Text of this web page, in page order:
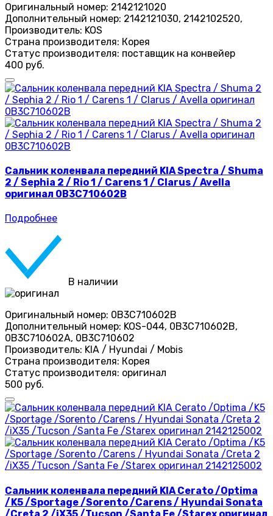
Оригинальный номер: 2142121020
Дополнительный номер: 2142121030, 2142102520,
Производитель: KOS
Страна производителя: Корея
Статус производителя: поставщик на конвейер
400 руб.
Сальник коленвала передний KIA Spectra / Shuma
2 / Sephia 2 / Rio 1 / Carens 1 / Clarus / Avella
оригинал 0B3C710602B
Подробнее
В наличии
Оригинальный номер: 0B3C710602B
Дополнительный номер: KOS-044, 0B3C710602B,
0B3C710602A, 0B3C710602
Производитель: KIA / Hyundai / Mobis
Страна производителя: Корея
Статус производителя: оригинал
500 руб.
Сальник коленвала передний KIA Cerato /Optima
/K5 /Sportage /Sorento /Carens / Hyundai Sonata
/Creta 2 /iX35 /Tucson /Santa Fe /Starex оригинал